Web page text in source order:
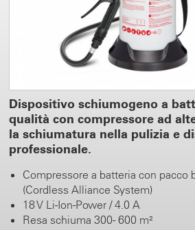
Dispositivo schiumogeno a
qualità con compressore ad
la schiumatura nella pulizia e
professionale.
Compressore a batteria con pacco
(Cordless Alliance System)
18 V Li-Ion-Power / 4.0 A
Resa schiuma 300 - 600 m²